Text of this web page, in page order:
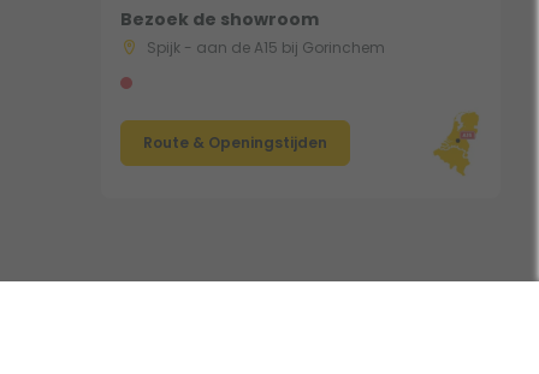
Bezoek de showroom
Spijk - aan de A15 bij Gorinchem
Route & Openingstijden